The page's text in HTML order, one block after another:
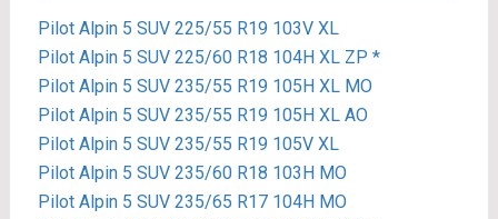
Pilot Alpin 5 SUV 225/55 R19 103V XL
Pilot Alpin 5 SUV 225/60 R18 104H XL ZP *
Pilot Alpin 5 SUV 235/55 R19 105H XL MO
Pilot Alpin 5 SUV 235/55 R19 105H XL AO
Pilot Alpin 5 SUV 235/55 R19 105V XL
Pilot Alpin 5 SUV 235/60 R18 103H MO
Pilot Alpin 5 SUV 235/65 R17 104H MO